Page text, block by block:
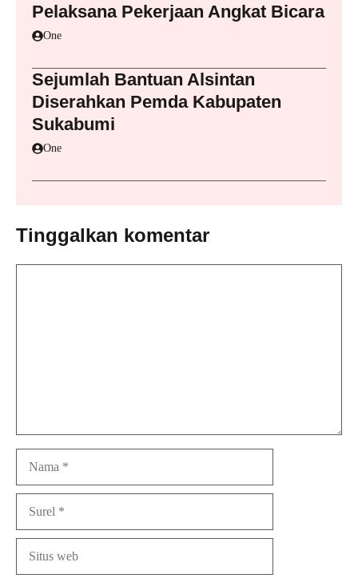
Pelaksana Pekerjaan Angkat Bicara
One
Sejumlah Bantuan Alsintan
Diserahkan Pemda Kabupaten
Sukabumi
One
Tinggalkan komentar